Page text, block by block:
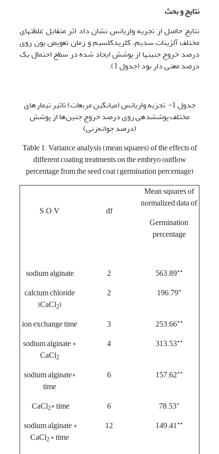
نتایج و بحث
نتایج حاصل از تجزیه واریانس نشان داد اثر متقابل غلظت­های
مختلف آلژینات سدیم، کلریدکلسیم و زمان تعویض یون روی
درصد خروج جنین­ها از پوشش ایجاد شده در سطح احتمال یک
درصد معنی­ دار بود (جدول 1).
جدول 1- تجزیه واریانس (میانگین مربعات) تاثیر تیمارهای
مختلف پوشش­دهی روی درصد خروج جنین‌ها از پوشش
(درصد جوانه‌زنی)
Table 1. Variance analysis (mean squares) of the effects of
different coating treatments on the embryo outflow
percentage from the seed coat (germination percentage)
S.O.V df
Mean squares of
normalized data of
Germination
percentage
sodium alginate 2 563.89**
calcium chloride
)CaCl2)
2 196.79*
ion exchange time 3 253.66**
sodium alginate ×
CaCl2
4 313.53**
sodium alginate×
time
6 157.62**
CaCl2× time 6 78.53*
sodium alginate ×
CaCl2× time
12 149.41**